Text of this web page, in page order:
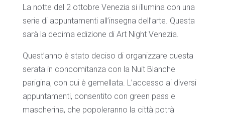
La notte del 2 ottobre Venezia si illumina con una
serie di appuntamenti all’insegna dell’arte. Questa
sarà la decima edizione di Art Night Venezia.
Quest’anno è stato deciso di organizzare questa
serata in concomitanza con la Nuit Blanche
parigina, con cui è gemellata. L’accesso ai diversi
appuntamenti, consentito con green pass e
mascherina, che popoleranno la città potrà